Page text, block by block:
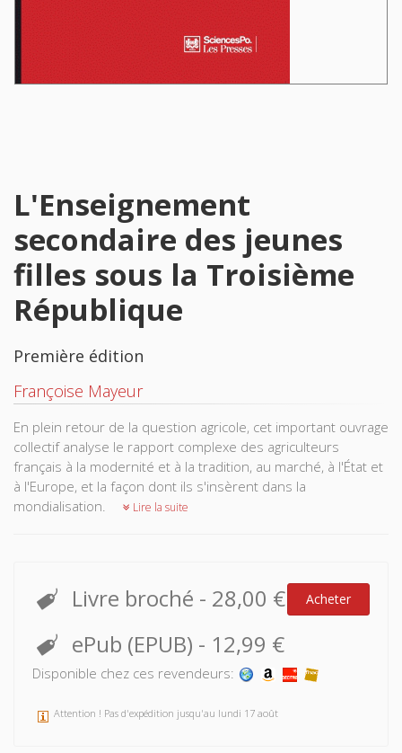
L'Enseignement
secondaire des jeunes
filles sous la Troisième
République
Première édition
Françoise Mayeur
En plein retour de la question agricole, cet important ouvrage
collectif analyse le rapport complexe des agriculteurs
français à la modernité et à la tradition, au marché, à l'État et
à l'Europe, et la façon dont ils s'insèrent dans la
mondialisation.
Lire la suite
Livre broché - 28,00 € Acheter
ePub (EPUB) - 12,99 €
Disponible chez ces revendeurs:
Attention ! Pas d'expédition jusqu'au lundi 17 août